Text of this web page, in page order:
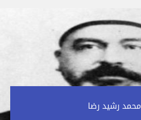
محمد رشيد رضا‎